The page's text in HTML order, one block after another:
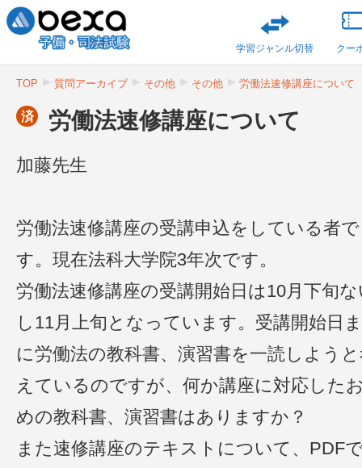
学習ジャンル切替 クー
TOP 質問アーカイブ その他 その他 労働法速修講座について
済 労働法速修講座について
加藤先生
労働法速修講座の受講申込をしている者で
す。現在法科大学院3年次です。
労働法速修講座の受講開始日は10月下旬
し11月上旬となっています。受講開始日
に労働法の教科書、演習書を一読しよう
えているのですが、何か講座に対応した
めの教科書、演習書はありますか？
また速修講座のテキストについて、PDF